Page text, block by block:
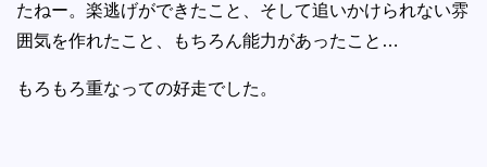
たねー。楽逃げができたこと、そして追いかけられない雰
囲気を作れたこと、もちろん能力があったこと…
もろもろ重なっての好走でした。